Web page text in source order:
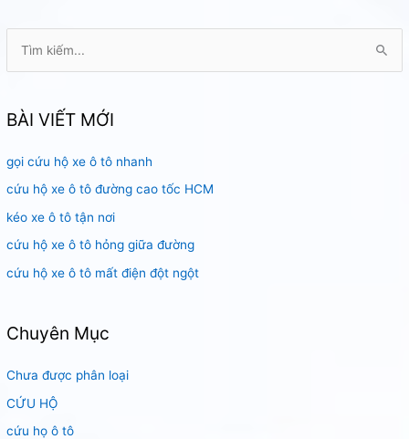
k
ế
m
:
BÀI VIẾT MỚI
gọi cứu hộ xe ô tô nhanh
cứu hộ xe ô tô đường cao tốc HCM
kéo xe ô tô tận nơi
cứu hộ xe ô tô hỏng giữa đường
cứu hộ xe ô tô mất điện đột ngột
Chuyên Mục
Chưa được phân loại
CỨU HỘ
cứu họ ô tô